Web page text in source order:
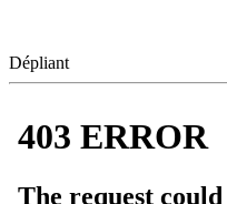
Dépliant